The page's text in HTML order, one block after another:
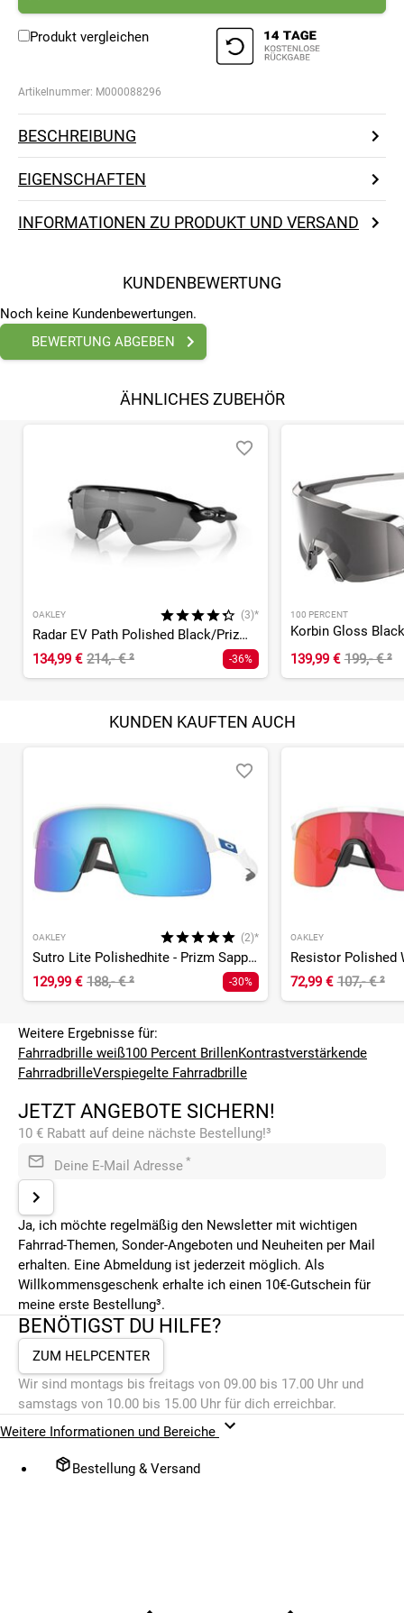
Produkt vergleichen
Artikelnummer: M000088296
BESCHREIBUNG
EIGENSCHAFTEN
INFORMATIONEN ZU PRODUKT UND VERSAND
KUNDENBEWERTUNG
Noch keine Kundenbewertungen.
BEWERTUNG ABGEBEN
ÄHNLICHES ZUBEHÖR
OAKLEY (3)*
Radar EV Path Polished Black/Prizm Black
134,99 € 214,- €² -36%
100 PERCENT
139,99 € 199,- €²
KUNDEN KAUFTEN AUCH
OAKLEY (2)*
Sutro Lite Polishedhite - Prizm Sapphire
129,99 € 188,- €² -30%
OAKLEY
Resistor Polished
72,99 € 107,- €²
Weitere Ergebnisse für:
Fahrradbrille weiß100 Percent BrillenKontrastverstärkende
FahrradbrilleVerspiegelte Fahrradbrille
JETZT ANGEBOTE SICHERN!
10 € Rabatt auf deine nächste Bestellung!³
Deine E-Mail Adresse *
Ja, ich möchte regelmäßig den Newsletter mit wichtigen
Fahrrad-Themen, Sonder-Angeboten und Neuheiten per Mail
erhalten. Eine Abmeldung ist jederzeit möglich. Als
Willkommensgeschenk erhalte ich einen 10€-Gutschein für
meine erste Bestellung³.
BENÖTIGST DU HILFE?
ZUM HELPCENTER
Wir sind montags bis freitags von 09.00 bis 17.00 Uhr und
samstags von 10.00 bis 15.00 Uhr für dich erreichbar.
Weitere Informationen und Bereiche
Bestellung & Versand